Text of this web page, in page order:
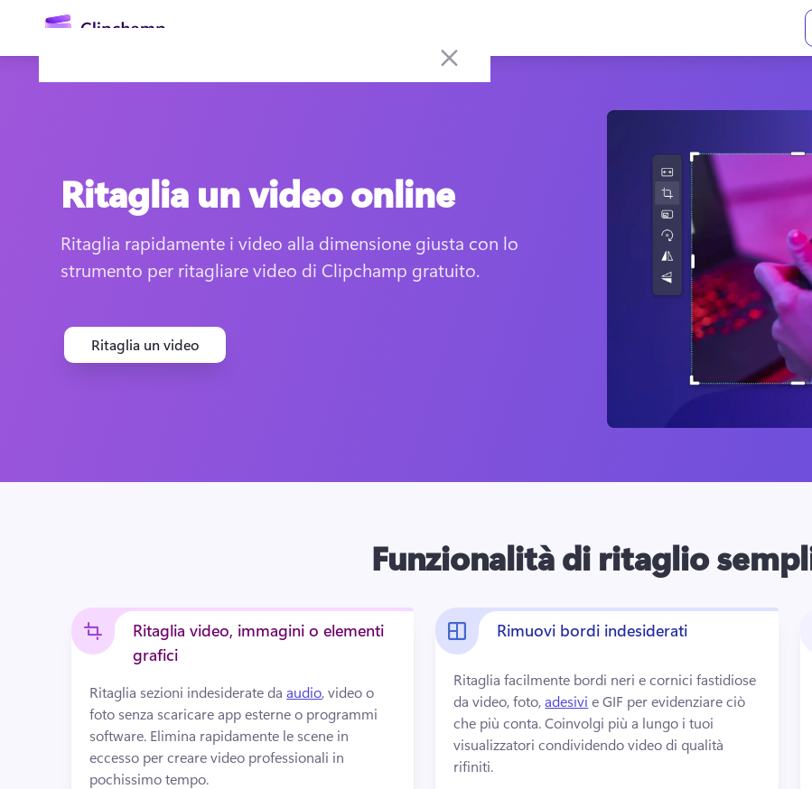
principale
Accedi
Ritaglia un video online
Ritaglia rapidamente i video alla dimensione giusta con lo
strumento per ritagliare video di Clipchamp gratuito.
Ritaglia un video
Funzionalità di ritaglio
Ritaglia video, immagini o elementi
grafici
Ritaglia sezioni indesiderate da audio, video o
foto senza scaricare app esterne o programmi
software. Elimina rapidamente le scene in
eccesso per creare video professionali in
pochissimo tempo.
Rimuovi bordi indesiderati
Ritaglia facilmente bordi neri e cornici fastidiose
da video, foto, adesivi e GIF per evidenziare ciò
che più conta. Coinvolgi più a lungo i tuoi
visualizzatori condividendo video di qualità
rifiniti.